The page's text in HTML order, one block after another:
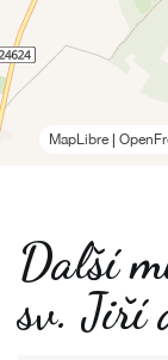
MapLibre
Další
sv. Jiří